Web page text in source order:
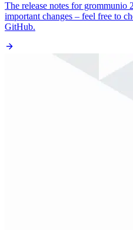
The release notes for grommunio
important changes – feel free to
GitHub.